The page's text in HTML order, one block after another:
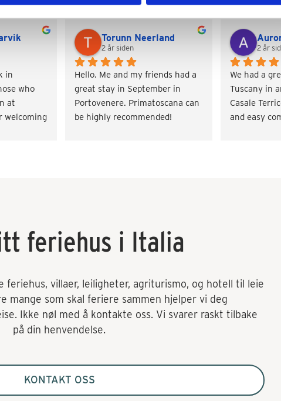
in
who
at
welcoming
Torunn Neerland
2 år siden
Hello. Me and my friends had a
great stay in September in
Portovenere. Primatoscana can
be highly recommended!
2 år
We had a
Tuscany in
Casale
and easy
feriehus i Italia
feriehus, villaer, leiligheter, agriturismo, og hotell til leie
mange som skal feriere sammen hjelper vi deg
Ikke nøl med å kontakte oss. Vi svarer raskt tilbake
på din henvendelse.
KONTAKT OSS